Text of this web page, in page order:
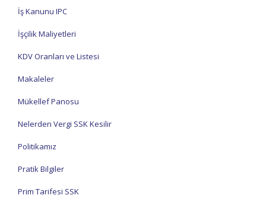
İş Kanunu IPC
İşçilik Maliyetleri
KDV Oranları ve Listesi
Makaleler
Mükellef Panosu
Nelerden Vergi SSK Kesilir
Politikamız
Pratik Bilgiler
Prim Tarifesi SSK